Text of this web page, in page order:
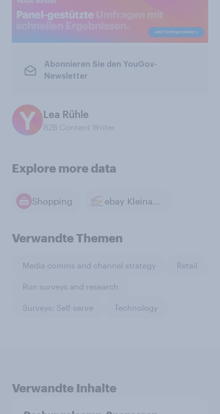
Abonnieren Sie den YouGov-
Newsletter
Lea Rühle
B2B Content Writer
Explore more data
Shopping ebay Kleinanzeigen
Verwandte Themen
Media comms and channel strategy Retail
Run surveys and research
Surveys: Self-serve Technology
Verwandte Inhalte